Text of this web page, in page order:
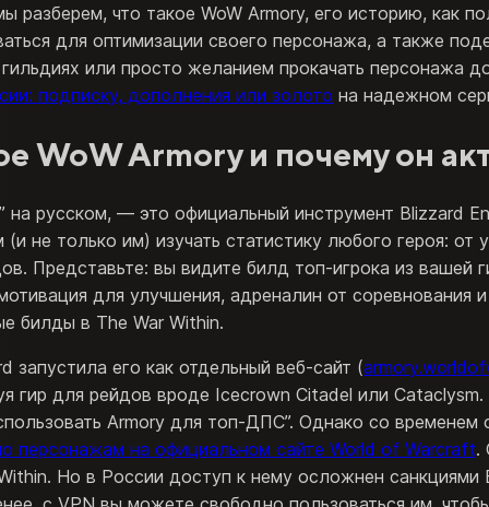
разберем, что такое WoW Armory, его историю, как
для оптимизации своего персонажа, а также
или просто желанием прокачать персонажа
подписку, дополнения или золото на надежном
WoW Armory и почему он
на русском, — это официальный инструмент Blizzard
не только им) изучать статистику любого героя: от
Представьте: вы видите билд топ-игрока из вашей
для улучшения, адреналин от соревнования
билды в The War Within.
запустила его как отдельный веб-сайт (
гир для рейдов вроде Icecrown Citadel или
Armory для топ-ДПС”. Однако со
персонажам на официальном сайте World of Warcraft.
Но в России доступ к нему осложнен